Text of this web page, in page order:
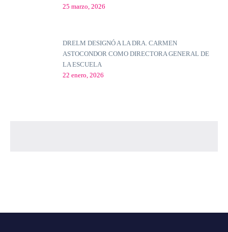
25 marzo, 2026
DRELM DESIGNÓ A LA DRA. CARMEN
ASTOCONDOR COMO DIRECTORA GENERAL DE
LA ESCUELA
22 enero, 2026